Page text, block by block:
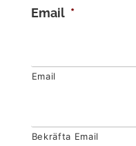
Email *
Email
Bekräfta Email